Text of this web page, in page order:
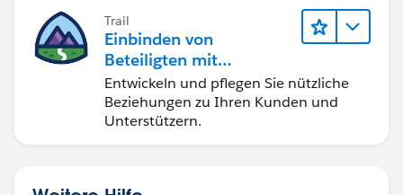
Trail
Einbinden von
Beteiligten mit
Nonprofit Success Pack
Entwickeln und pflegen Sie nützliche
Beziehungen zu Ihren Kunden und
Unterstützern.